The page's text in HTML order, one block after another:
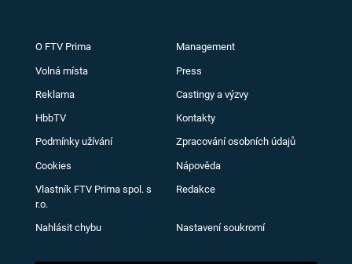
O FTV Prima Management
Volná místa Press
Reklama Castingy a výzvy
HbbTV Kontakty
Podmínky užívání Zpracování osobních údajů
Cookies Nápověda
Vlastník FTV Prima spol. s
r.o.
Redakce
Nahlásit chybu Nastavení soukromí